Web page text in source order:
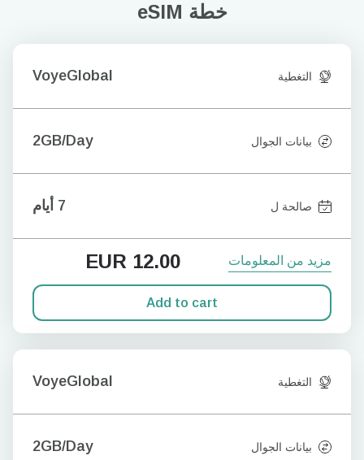
خطة eSIM
التغطية VoyeGlobal
بيانات الجوال 2GB/Day
صالحة ل 7 أيام
مزيد من المعلومات EUR 12.00
Add to cart
التغطية VoyeGlobal
بيانات الجوال 2GB/Day